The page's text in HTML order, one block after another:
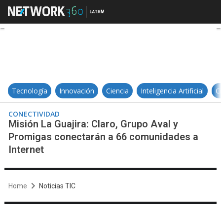
Misión La Guajira: Claro, Grupo
Tecnología Innovación Ciencia Inteligencia Artificial
CONECTIVIDAD
Misión La Guajira: Claro, Grupo Aval y
Promigas conectarán a 66 comunidades a
Internet
Home Noticias TIC